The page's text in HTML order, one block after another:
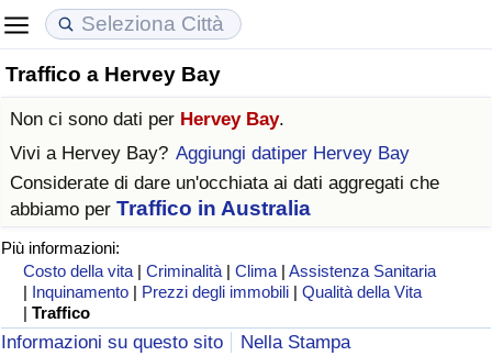
Traffico a Hervey Bay
Non ci sono dati per Hervey Bay.
Vivi a Hervey Bay? Aggiungi datiper Hervey Bay
Considerate di dare un'occhiata ai dati aggregati che
abbiamo per Traffico in Australia
Più informazioni:
Costo della vita |Criminalità |Clima |Assistenza Sanitaria
| Inquinamento | Prezzi degli immobili |Qualità della Vita
|Traffico
Informazioni su questo sito
Nella Stampa
Costo della vita
Indice Del Costo Della Vita
Indice del Costo della Vita per Nazione
ad Aqaba
Prezzi degli immobili
Indice del Prezzo delle Case
Indice del Prezzo delle Case per Nazione
Qualità della Vita
Indice della Qualità della Vita (Corrente)
Indice della qualità della vita per Paese
Criminalità